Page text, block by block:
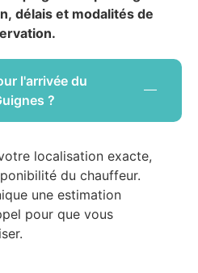
délais et modalités de
l'arrivée du
?
localisation exacte,
du chauffeur.
une estimation
pour que vous